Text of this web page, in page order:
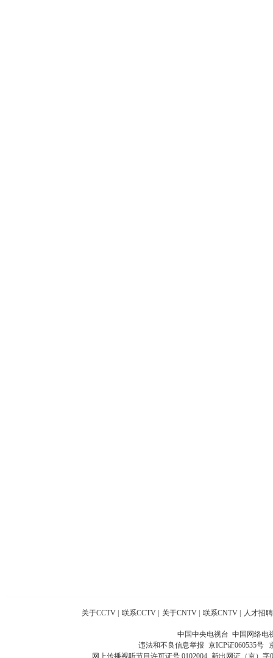
关于CCTV 联系CCTV 关于CNTV 联系CNTV 人才招聘
中国中央电视台 中国网络电
违法和不良信息举报 京ICP证060535号
网上传播视听节目许可证号 0102004 新出网证（京）